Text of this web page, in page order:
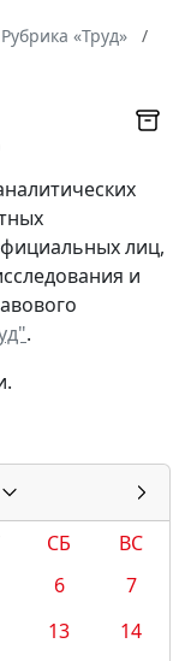
«Труд»
лиц,
и
.
СБ
ВС
6
7
13
14